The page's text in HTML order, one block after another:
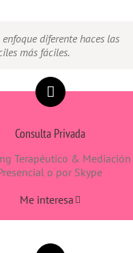
diferente haces las
más fáciles.
Consulta Privada
Terapéutico & Mediación
o por Skype
Me interesa